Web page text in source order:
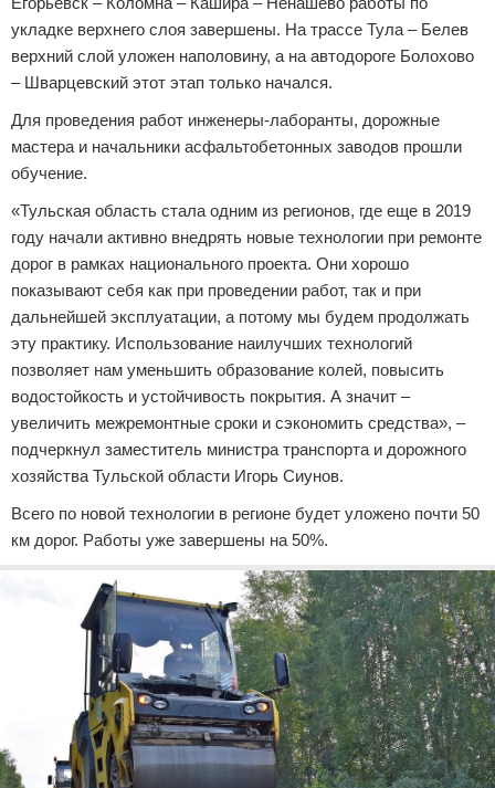
укладке верхнего слоя завершены. На трассе Тула – Белев
верхний слой уложен наполовину, а на автодороге Болохово
– Шварцевский этот этап только начался.
Для проведения работ инженеры-лаборанты, дорожные
мастера и начальники асфальтобетонных заводов прошли
обучение.
«Тульская область стала одним из регионов, где еще в 2019
году начали активно внедрять новые технологии при ремонте
дорог в рамках национального проекта. Они хорошо
показывают себя как при проведении работ, так и при
дальнейшей эксплуатации, а потому мы будем продолжать
эту практику. Использование наилучших технологий
позволяет нам уменьшить образование колей, повысить
водостойкость и устойчивость покрытия. А значит –
увеличить межремонтные сроки и сэкономить средства», –
подчеркнул заместитель министра транспорта и дорожного
хозяйства Тульской области Игорь Сиунов.
Всего по новой технологии в регионе будет уложено почти 50
км дорог. Работы уже завершены на 50%.